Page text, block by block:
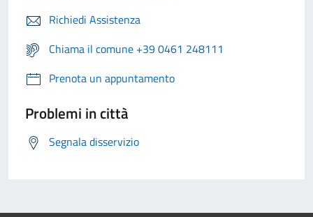
Richiedi Assistenza
Chiama il comune +39 0461 248111
Prenota un appuntamento
Problemi in città
Segnala disservizio